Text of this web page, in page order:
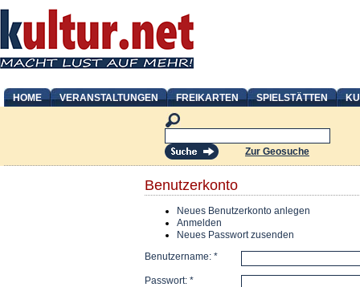
HOME VERANSTALTUNGEN FREIKARTEN SPIELSTÄTTEN
Zur Geosuche
Benutzerkonto
Neues Benutzerkonto anlegen
Anmelden
Neues Passwort zusenden
Benutzername: *
Passwort: *